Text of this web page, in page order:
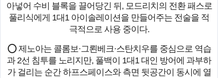
아넣어 수비 블록을 끌어당긴 뒤, 모드리치의 전환 패스로
풀리식에게 1대1 아이솔레이션을 만들어주는 전술을 적
극적으로 사용 중이다.
⭕ 제노아는 콜롬보·그뢴베크·스탄치우를 중심으로 역습
과 2선 침투를 노리지만, 풀백이 1대1 대인 방어에 과부하
가 걸리는 순간 하프스페이스와 측면 뒷공간이 동시에 열